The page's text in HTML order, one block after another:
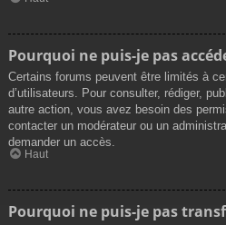
Pourquoi ne puis-je pas
Certains forums peuvent être limités à
d’utilisateurs. Pour consulter, rédiger,
autre action, vous avez besoin des
contacter un modérateur ou un
demander un accès.
Haut
Pourquoi ne puis-je pas